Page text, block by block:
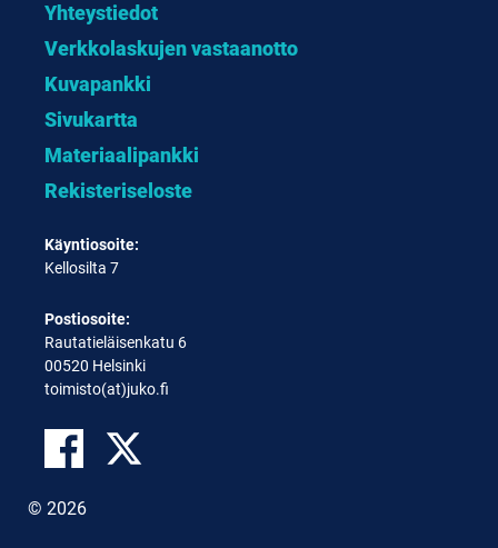
Yhteystiedot
Verkkolaskujen vastaanotto
Kuvapankki
Sivukartta
Materiaalipankki
Rekisteriseloste
Käyntiosoite:
Kellosilta 7
Postiosoite:
Rautatieläisenkatu 6
00520 Helsinki
toimisto(at)juko.fi
© 2026